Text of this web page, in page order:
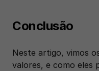
Conclusão
Neste artigo, vimos
valores, e como eles